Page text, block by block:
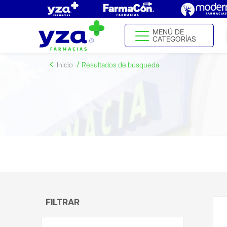
MENÚ DE
CATEGORÍAS
Inicio Resultados de búsqueda
FILTRAR